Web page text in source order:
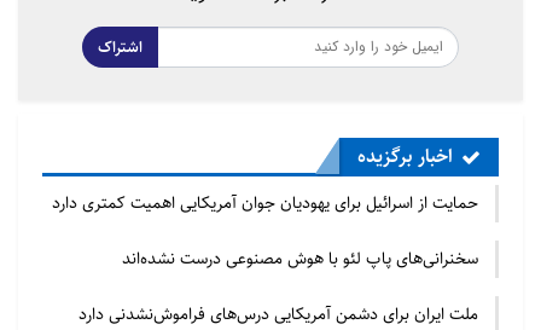
اشتراک
اخبار برگزیده
حمایت از اسرائیل برای یهودیان جوان آمریکایی اهمیت کمتری دارد
سخنرانی‌های پاپ لئو با هوش مصنوعی درست نشده‌اند
ملت ایران برای دشمن آمریکایی درس‌های فراموش‌نشدنی دارد